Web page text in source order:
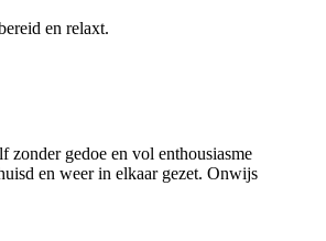
en relaxt.
zonder gedoe en vol enthousiasme
en weer in elkaar gezet. Onwijs